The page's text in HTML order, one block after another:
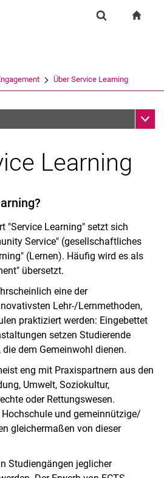
Springe direkt zu: Inhalt
Springe direkt zu: Suche
Springe direkt zu:
(öffnet externen Link in einem
Über Service Learning
Learning
für Service Learning und
Organisationen
und Mitarbeitende
Learning
und studentische Initiativen
Learning
"Service Learning" setzt sich
Service" (gesellschaftliches
(Lernen). Häufig wird es als
übersetzt.
eine der
Lehr-/Lernmethoden,
praktiziert werden: Eingebettet
setzen Studierende
dem Gemeinwohl dienen.
eng mit Praxispartnern aus den
Umwelt, Soziokultur,
oder Rettungswesen.
und gemeinnützige/
gleichermaßen von dieser
Studiengängen jeglicher